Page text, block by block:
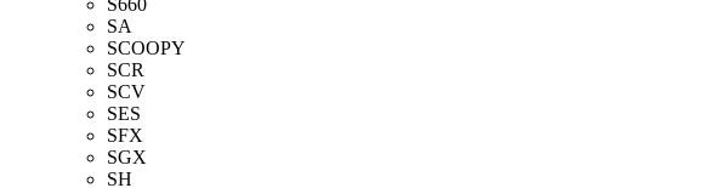
SA
SCOOPY
SCR
SCV
SES
SFX
SGX
SH